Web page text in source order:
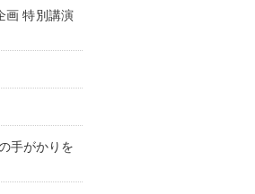
画 特別講演
手がかりを